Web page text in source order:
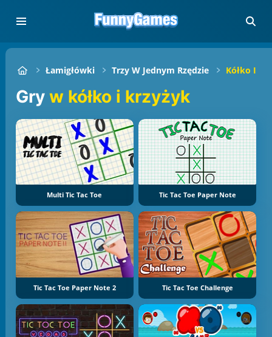
Łamigłówki Trzy W Jednym Rzędzie Kółko I
Gry w kółko i krzyżyk
Multi Tic Tac Toe Tic Tac Toe Paper Note
Tic Tac Toe Paper Note 2 Tic Tac Toe Challenge